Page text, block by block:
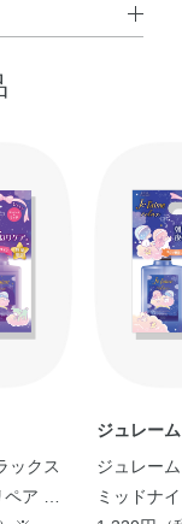
ながら地肌をマッ
になじませてか
ダメージケア）を
使いください。
オイル＞
なじませてからよ
Na・ベタイン・
ーゲン・加水分
DPG・EDTA－
シ油・オレイン
・シクロヘキサ
ルアスパラギ
ックス
ペア 限
ジュレーム
ジュレー
ミッドナ